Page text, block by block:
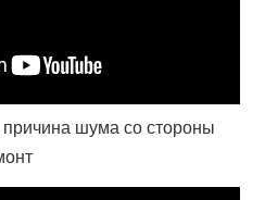
шума со стороны